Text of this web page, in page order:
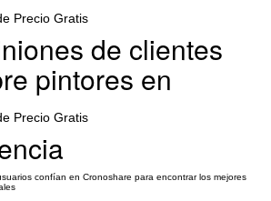
Precio Gratis
Precio Gratis
de clientes
pintores en
confían en Cronoshare para encontrar los mejores